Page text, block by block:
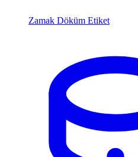
Zamak Döküm Etiket